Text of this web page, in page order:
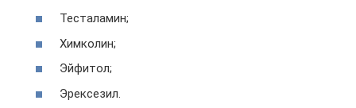
Тесталамин;
Химколин;
Эйфитол;
Эрексезил.